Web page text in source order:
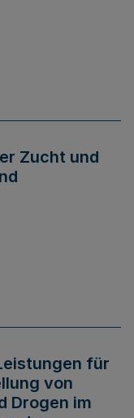
Zucht und
für
von
Drogen im